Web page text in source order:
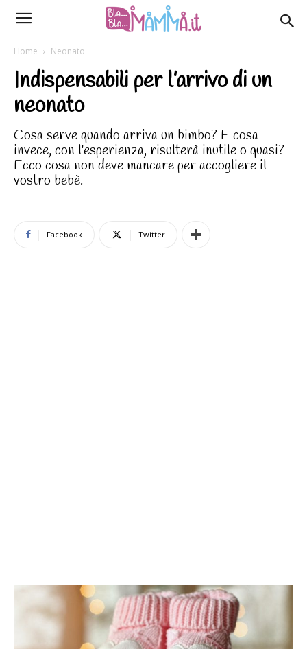
Home Neonato
Indispensabili per l’arrivo di un
neonato
Cosa serve quando arriva un bimbo? E cosa
invece, con l'esperienza, risulterà inutile o quasi?
Ecco cosa non deve mancare per accogliere il
vostro bebè.
Facebook Twitter